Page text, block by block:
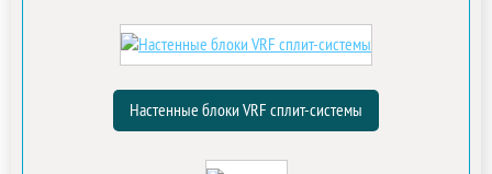
Настенные блоки VRF сплит-системы